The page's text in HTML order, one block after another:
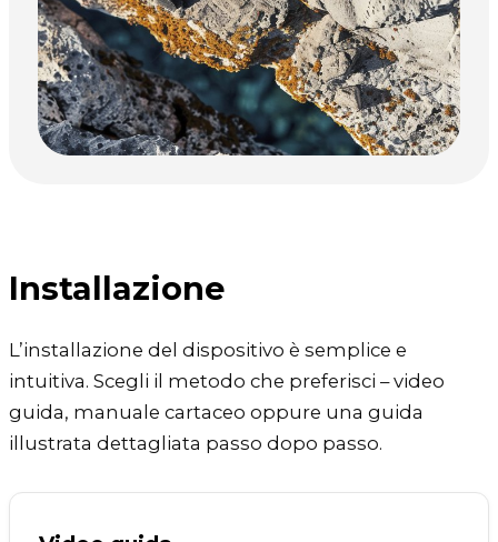
Installazione
L’installazione del dispositivo è semplice e
intuitiva. Scegli il metodo che preferisci – video
guida, manuale cartaceo oppure una guida
illustrata dettagliata passo dopo passo.